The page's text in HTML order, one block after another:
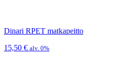
Dinari RPET matkapeitto
15,50 € alv. 0%